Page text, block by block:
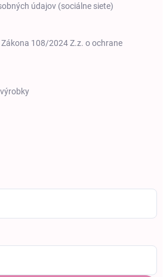
údajov (sociálne siete)
108/2024 Z.z. o ochrane